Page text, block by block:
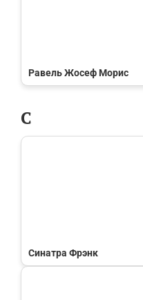
Равель Жосеф Морис
С
Синатра Фрэнк